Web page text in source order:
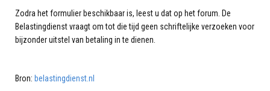
Zodra het formulier beschikbaar is, leest u dat op het forum. De
Belastingdienst vraagt om tot die tijd geen schriftelijke verzoeken voor
bijzonder uitstel van betaling in te dienen.
Bron: belastingdienst.nl